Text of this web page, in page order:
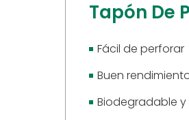
Tapón De
Fácil de perforar
Buen
Biodegradable